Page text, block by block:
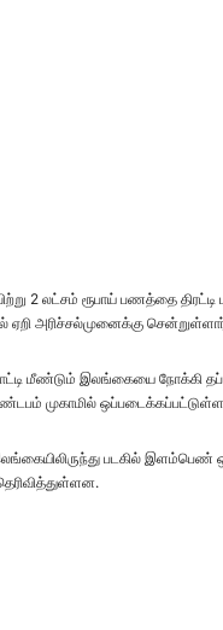
2 லட்சம் ரூபாய் பணத்தை திரட்டி
ஏறி அரிச்சல்முனைக்கு
மீண்டும் இலங்கையை நோக்கி
முகாமில்
படகில் இளம்பெண்